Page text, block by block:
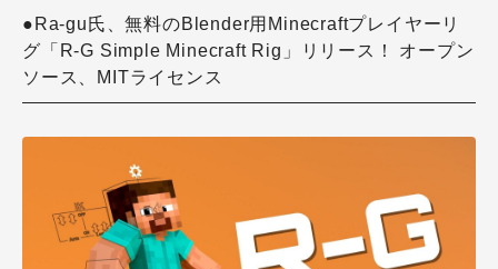
●Ra-gu氏、無料のBlender用Minecraftプレイヤーリ
グ「R-G Simple Minecraft Rig」リリース！ オープン
ソース、MITライセンス